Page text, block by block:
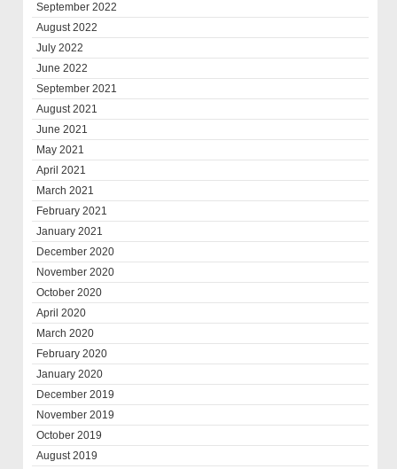
September 2022
August 2022
July 2022
June 2022
September 2021
August 2021
June 2021
May 2021
April 2021
March 2021
February 2021
January 2021
December 2020
November 2020
October 2020
April 2020
March 2020
February 2020
January 2020
December 2019
November 2019
October 2019
August 2019